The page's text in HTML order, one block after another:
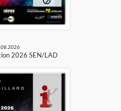
2026 SEN/LAD